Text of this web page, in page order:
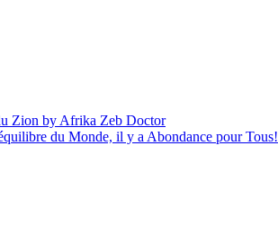
Zion by Afrika Zeb Doctor
du Monde, il y a Abondance pour Tous!